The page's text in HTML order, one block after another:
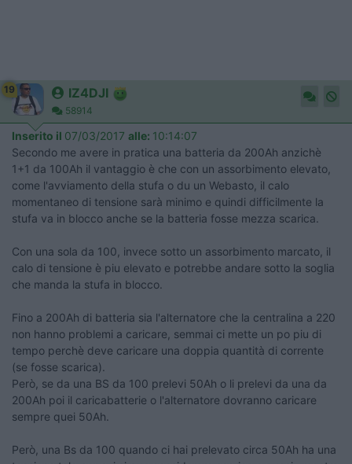
19 IZ4DJI
58914
Inserito il 07/03/2017 alle: 10:14:07
Secondo me avere in pratica una batteria da 200Ah anzichè
1+1 da 100Ah il vantaggio è che con un assorbimento elevato,
come l'avviamento della stufa o du un Webasto, il calo
momentaneo di tensione sarà minimo e quindi difficilmente la
stufa va in blocco anche se la batteria fosse mezza scarica.
Con una sola da 100, invece sotto un assorbimento marcato, il
calo di tensione è piu elevato e potrebbe andare sotto la soglia
che manda la stufa in blocco.
Fino a 200Ah di batteria sia l'alternatore che la centralina a 220
non hanno problemi a caricare, semmai ci mette un po piu di
tempo perchè deve caricare una doppia quantità di corrente
(se fosse scarica).
Però, se da una BS da 100 prelevi 50Ah o li prelevi da una da
200Ah poi il caricabatterie o l'alternatore dovranno caricare
sempre quei 50Ah.
Però, una Bs da 100 quando ci hai prelevato circa 50Ah ha una